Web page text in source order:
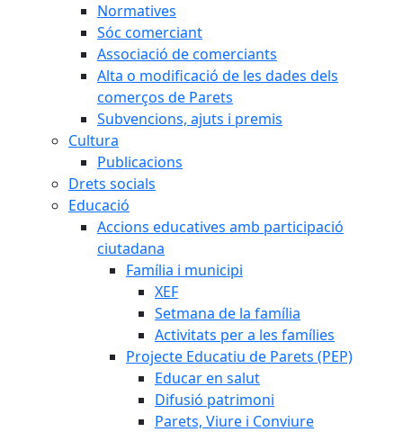
Normatives
Sóc comerciant
Associació de comerciants
Alta o modificació de les dades dels
comerços de Parets
Subvencions, ajuts i premis
Cultura
Publicacions
Drets socials
Educació
Accions educatives amb participació
ciutadana
Família i municipi
XEF
Setmana de la família
Activitats per a les famílies
Projecte Educatiu de Parets (PEP)
Educar en salut
Difusió patrimoni
Parets, Viure i Conviure